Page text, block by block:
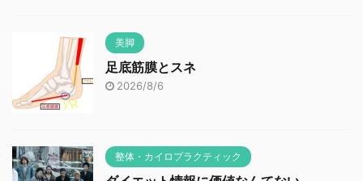
美脚
足底筋膜とスネ
2026/8/6
整体・カイロプラクティック